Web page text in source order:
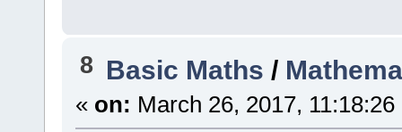
8 Basic Maths /
« on: March 26, 2017, 11:18:26